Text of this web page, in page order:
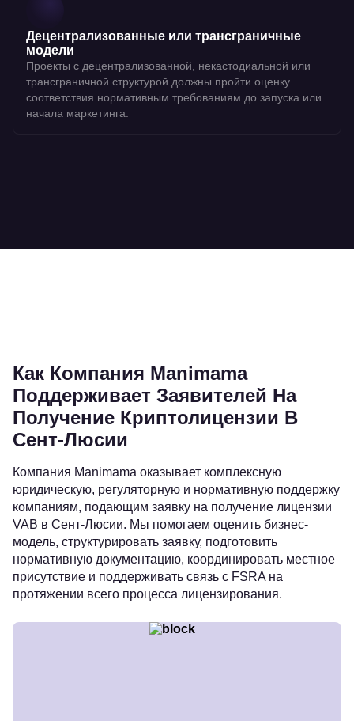
Децентрализованные или трансграничные
модели
Проекты с децентрализованной, некастодиальной или
трансграничной структурой должны пройти оценку
соответствия нормативным требованиям до запуска или
начала маркетинга.
Как Компания Manimama
Поддерживает Заявителей На
Получение Криптолицензии В
Сент-Люсии
Компания Manimama оказывает комплексную
юридическую, регуляторную и нормативную поддержку
компаниям, подающим заявку на получение лицензии
VAB в Сент-Люсии. Мы помогаем оценить бизнес-
модель, структурировать заявку, подготовить
нормативную документацию, координировать местное
присутствие и поддерживать связь с FSRA на
протяжении всего процесса лицензирования.